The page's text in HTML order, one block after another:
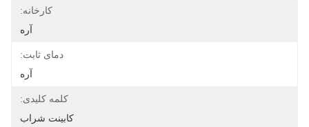
کارخانه:
آره
دمای ثابت:
آره
کلمه کلیدی:
کابینت شراب